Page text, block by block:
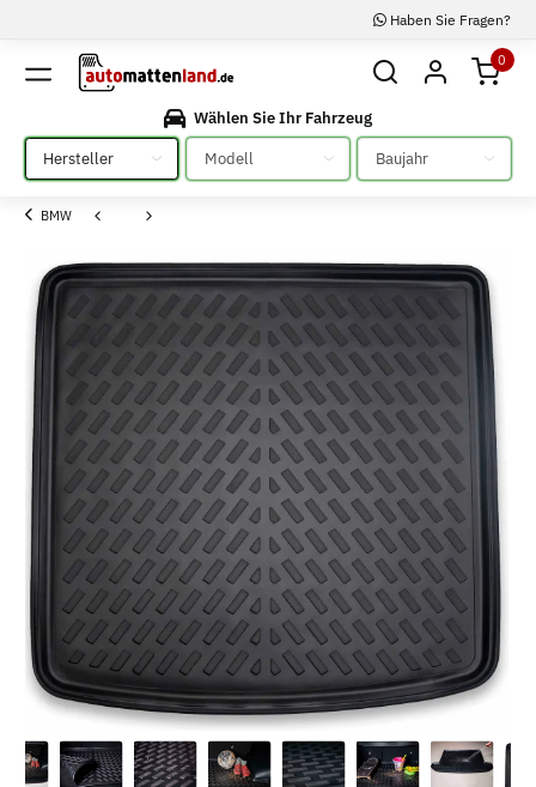
Haben Sie Fragen?
0
Wählen Sie Ihr Fahrzeug
Bitte auswählen
Bitte auswählen Bitte auswählen
BMW